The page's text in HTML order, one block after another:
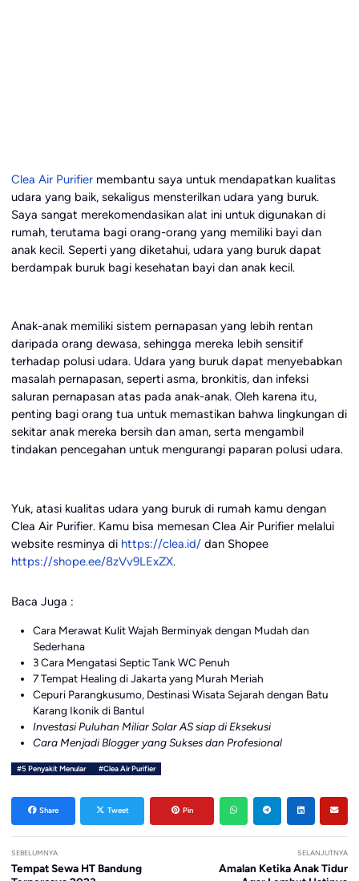
Clea Air Purifiermembantu saya untuk mendapatkan kualitas
udara yang baik, sekaligus mensterilkan udara yang buruk.
Saya sangat merekomendasikan alat ini untuk digunakan di
rumah, terutama bagi orang-orang yang memiliki bayi dan
anak kecil. Seperti yang diketahui, udara yang buruk dapat
berdampak buruk bagi kesehatan bayi dan anak kecil.
Anak-anak memiliki sistem pernapasan yang lebih rentan
daripada orang dewasa, sehingga mereka lebih sensitif
terhadap polusi udara. Udara yang buruk dapat menyebabkan
masalah pernapasan, seperti asma, bronkitis, dan infeksi
saluran pernapasan atas pada anak-anak. Oleh karena itu,
penting bagi orang tua untuk memastikan bahwa lingkungan di
sekitar anak mereka bersih dan aman, serta mengambil
tindakan pencegahan untuk mengurangi paparan polusi udara.
Yuk, atasi kualitas udara yang buruk di rumah kamu dengan
Clea Air Purifier. Kamu bisa memesan Clea Air Purifier melalui
website resminya di https://clea.id/dan Shopee
https://shope.ee/8zVv9LExZX.
Baca Juga :
Cara Merawat Kulit Wajah Berminyak dengan Mudah dan
Sederhana
3 Cara Mengatasi Septic Tank WC Penuh
7 Tempat Healing di Jakarta yang Murah Meriah
Cepuri Parangkusumo, Destinasi Wisata Sejarah dengan Batu
Karang Ikonik di Bantul
Investasi Puluhan Miliar Solar AS siap di Eksekusi
Cara Menjadi Blogger yang Sukses dan Profesional
#5 Penyakit Menular #Clea Air Purifier
Share Tweet Pin
SEBELUMNYA
Tempat Sewa HT Bandung
SELANJUTNYA
Amalan Ketika Anak Tidur